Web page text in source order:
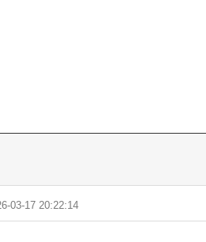
03-17 20:22:14